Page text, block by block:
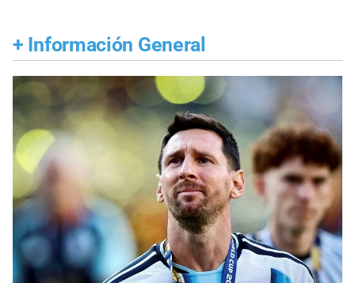
+ Información General